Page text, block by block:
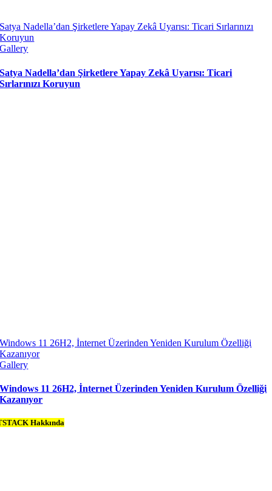
Satya Nadella’dan Şirketlere Yapay Zekâ Uyarısı: Ticari Sırlarınızı
Koruyun
Gallery
Satya Nadella’dan Şirketlere Yapay Zekâ Uyarısı: Ticari
Sırlarınızı Koruyun
Windows 11 26H2, İnternet Üzerinden Yeniden Kurulum Özelliği
Kazanıyor
Gallery
Windows 11 26H2, İnternet Üzerinden Yeniden Kurulum Özelliği
Kazanıyor
Hakkında